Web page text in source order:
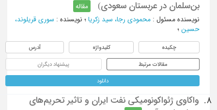
بن‌سلمان در عربستان سعودی)
مقاله
نویسنده مسئول : محمودی رجا، سید زکریا؛ نویسنده: سوری قریلوند،
حسین؛
چکیده کلیدواژه آدرس
مقالات مرتبط پیشنهاد دیگران
دانلود
8.
واکاوی ژئواکونومیکی نفت ایران و تاثیر تحریم‌های